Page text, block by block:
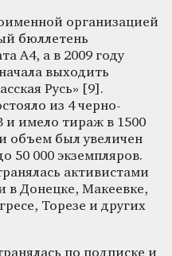
организацией
бюллетень
А4, а в 2009 году
выходить
Русь» [9].
из 4 черно-
и имело тираж в 1500
объем был увеличен
50 000 экземпляров.
активистами
в Донецке, Макеевке,
Торезе и других
по подписке и